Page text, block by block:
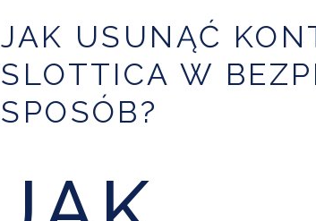
JAK USUNĄĆ
SLOTTICA W
SPOSÓB?